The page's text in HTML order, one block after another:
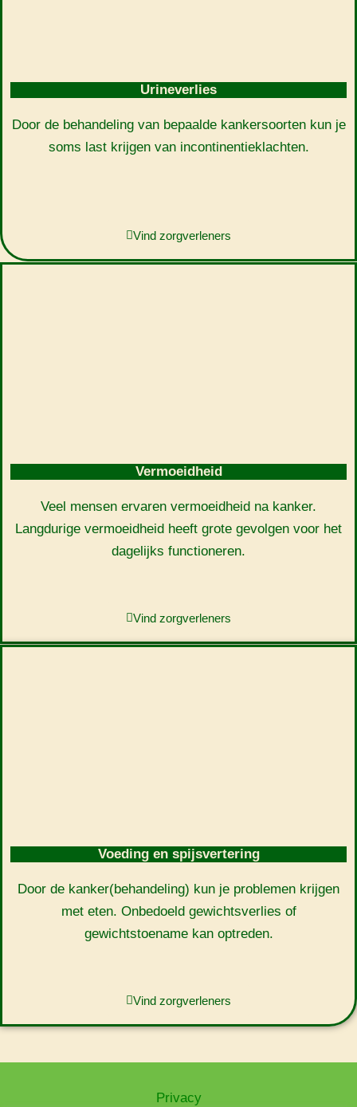
Urineverlies
Door de behandeling van bepaalde kankersoorten kun je
soms last krijgen van incontinentieklachten.
Vind zorgverleners
Vermoeidheid
Veel mensen ervaren vermoeidheid na kanker.
Langdurige vermoeidheid heeft grote gevolgen voor het
dagelijks functioneren.
Vind zorgverleners
Voeding en spijsvertering
Door de kanker(behandeling) kun je problemen krijgen
met eten. Onbedoeld gewichtsverlies of
gewichtstoename kan optreden.
Vind zorgverleners
Privacy